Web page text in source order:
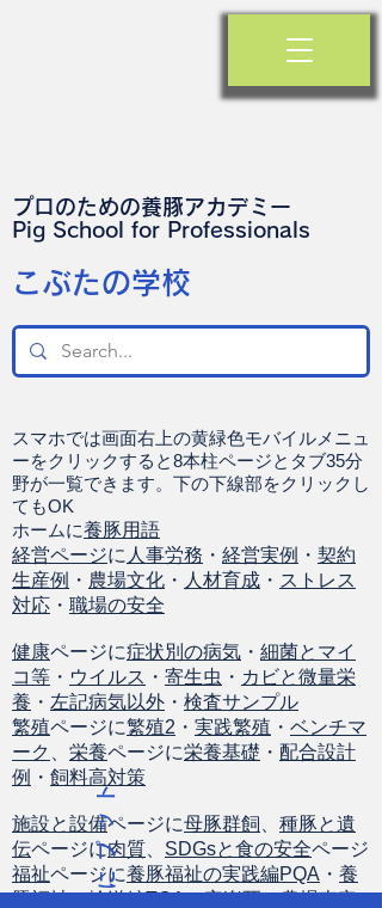
プロのための養豚アカデミー
​Pig School for Professionals
​こぶたの学校
スマホでは画面右上の黄緑色モバイルメニュ
ーをクリックすると8本柱ページとタブ35分
野が一覧できます。下の下線部をクリックし
てもOK
ホームに養豚用語
経営ページに 人事労務 ・ 経営実例 ・ 契約
生産例 ・ 農場文化 ・ 人材育成 ・ ストレス
対応 ・ 職場の安全
健康ページに症状別の病気 ・ 細菌とマイ
コ等 ・ ウイルス ・ 寄生虫 ・ カビと微量栄
養 ・ 左記病気以外 ・ 検査サンプル
繁殖ページに繁殖2 ・ 実践繁殖 ・ ベンチマ
ーク
栄養ページに栄養基礎 ・ 配合設計
例 ・ 飼料高対策
施設と設備ページに母豚群飼
種豚と遺
伝ページに肉質 SDGsと食の安全ページ
福祉ページに養豚福祉の実践編PQA ・ 養
豚福祉の輸送編TQA・安楽死・農場査定
ト
ッ
プ
に